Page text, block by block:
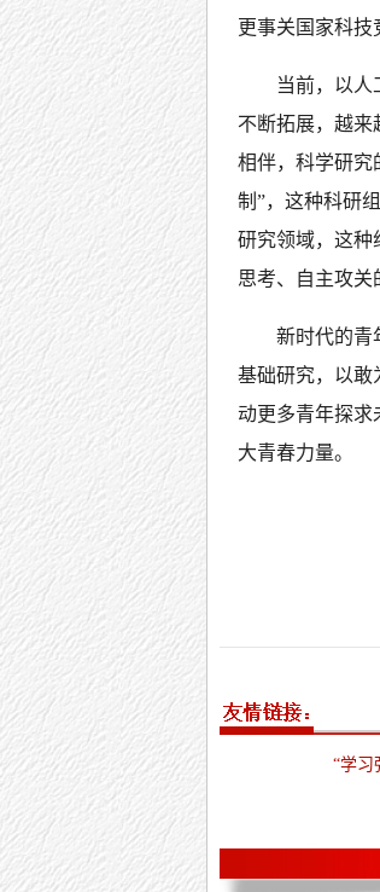
更事关国家科技
当前，以人
不断拓展，越来
相伴，科学研究
制”，这种科研
研究领域，这种
思考、自主攻关
新时代的青
基础研究，以敢
动更多青年探求
大青春力量。
“学习